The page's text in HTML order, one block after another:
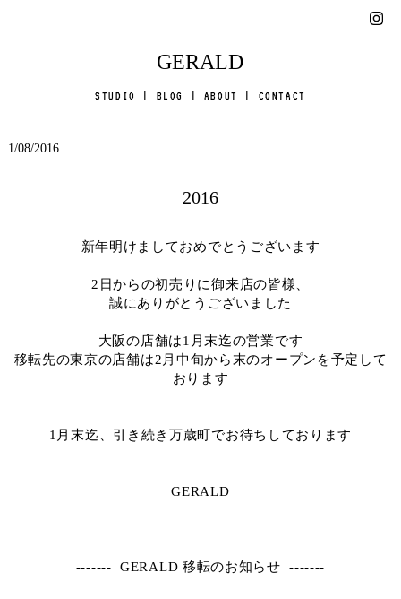
GERALD
STUDIO BLOG ABOUT CONTACT
1/08/2016
2016
新年明けましておめでとうございます
2日からの初売りに御来店の皆様、
誠にありがとうございました
大阪の店舗は1月末迄の営業です
移転先の東京の店舗は2月中旬から末のオープンを予定して
おります
1月末迄、引き続き万歳町でお待ちしております
GERALD
------- GERALD 移転のお知らせ -------